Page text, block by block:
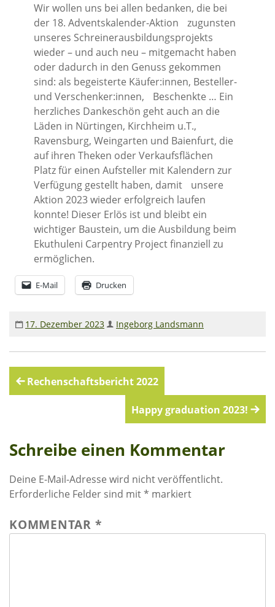
Ausbildung in Ekuthuleni
Berichte aus Gumtree
INFORMATIONEN
Aktuelles
Rundbriefe
Presse
Termine
FOTO GALERIE
Wasser für EKU – Teil 2
Wasser für Ekuthuleni
Arbeitseinsatz_J.Blank 2016
Werkarbeiten 2015
Marktstand Nürtingen 2015
Wir wollen uns bei allen bedanken, die bei
der 18. Adventskalender-Aktion zugunsten
unseres Schreinerausbildungsprojekts
wieder – und auch neu – mitgemacht haben
oder dadurch in den Genuss gekommen
sind: als begeisterte Käufer:innen, Besteller-
und Verschenker:innen, Beschenkte … Ein
herzliches Dankeschön geht auch an die
Läden in Nürtingen, Kirchheim u.T.,
Ravensburg, Weingarten und Baienfurt, die
auf ihren Theken oder Verkaufsflächen
Platz für einen Aufsteller mit Kalendern zur
Verfügung gestellt haben, damit unsere
Aktion 2023 wieder erfolgreich laufen
konnte! Dieser Erlös ist und bleibt ein
wichtiger Baustein, um die Ausbildung beim
Ekuthuleni Carpentry Project finanziell zu
ermöglichen.
E-Mail Drucken
17. Dezember 2023 Ingeborg Landsmann
Beitragsnavigation
Rechenschaftsbericht 2022
Happy graduation 2023!
Schreibe einen Kommentar
Deine E-Mail-Adresse wird nicht veröffentlicht.
Erforderliche Felder sind mit* markiert
KOMMENTAR *